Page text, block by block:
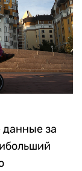
данные за